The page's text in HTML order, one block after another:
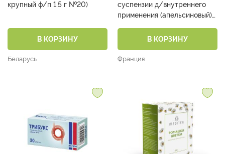
крупный ф/п 1,5 г №20)
В КОРЗИНУ
Беларусь
суспензии д/внутреннего
применения (апельсиновый)
В КОРЗИНУ
Франция